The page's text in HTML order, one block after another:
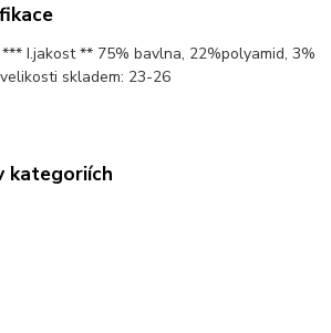
I.jakost ** 75% bavlna, 22%polyamid, 3%
skladem: 23-26
kategoriích